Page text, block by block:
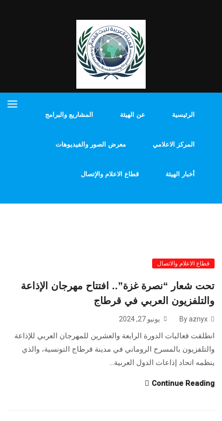
الرئيسية عن الهيئة المشاريع والبرامج
المركز الاعلامي معرض الصور والفيديوهات
أخبار الهيئة قطاع الاعلام والإتصال
قطاع الاعلام والاتصال
تحت شعار “نصرة غزة”.. افتتاح مهرجان الإذاعة
والتلفزيون العربي في قرطاج
يونيو 27, 2024
انطلقت فعاليات الدورة الرابعة والعشرين للمهرجان العربي للإذاعة
والتلفزيون بالمسرح الروماني في مدينة قرطاج التونسية، والذي
ينظمه اتحاد إذاعات الدول العربية...
Continue Reading